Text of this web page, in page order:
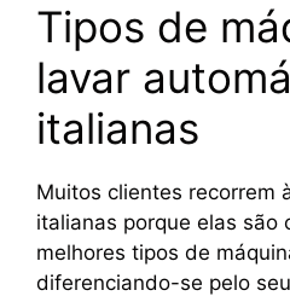
Tipos de
lavar
italianas
Muitos clientes recorrem
italianas porque elas são
melhores tipos de
diferenciando-se pelo